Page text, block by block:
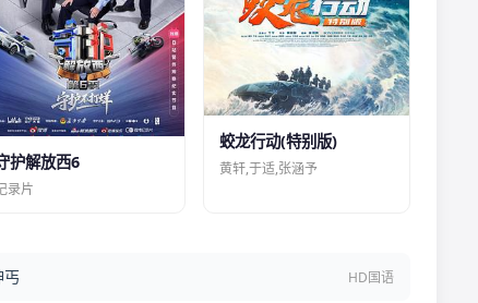
护解放西6
录片
蛟龙行动(特别版)
黄轩,于适,张涵予
丐 HD国语